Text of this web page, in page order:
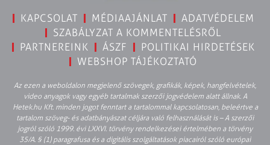
KAPCSOLAT MÉDIAAJÁNLAT
ADATVÉDELEM
SZABÁLYZAT A KOMMENTELÉSRŐL
PARTNEREINK
ÁSZF
POLITIKAI HIRDETÉSEK
WEBSHOP TÁJÉKOZTATÓ
Az ezen a weboldalon megjelenő szövegek, grafikák, képek, hangfelvételek,
video anyagok vagy egyéb tartalmak szerzői jogvédelem alatt állnak. A
Hetek.hu Kft. minden jogot fenntart a tartalommal kapcsolatosan, beleértve a
tartalom szöveg- és adatbányászat céljára való felhasználását is – A szerzői
jogról szóló 1999. évi LXXVI. törvény rendelkezései értelmében a törvény
35/A. § (1) paragrafusa és a digitális szolgáltatások piacairól szóló európai